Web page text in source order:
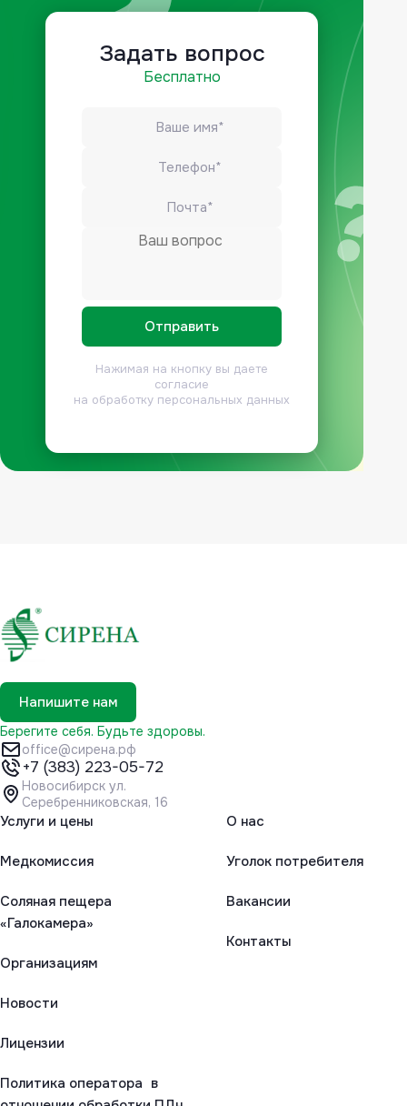
Задать вопрос
Бесплатно
Нажимая на кнопку вы даете
согласие
на обработку персональных данных
Новосибирск ул.
Серебренниковская, 16
+7 (383) 223-05-72
office@сирена.рф
Берегите себя. Будьте здоровы.
Напишите нам
Услуги и цены
Медкомиссия
Соляная пещера
«Галокамера»
Организациям
О нас
Уголок потребителя
Вакансии
Контакты
Новости
Лицензии
Политика оператора в